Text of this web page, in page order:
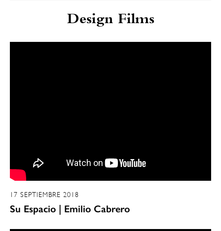
Design Films
17 SEPTIEMBRE 2018
Su Espacio | Emilio Cabrero